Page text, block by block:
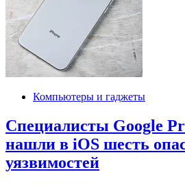
Компьютеры и гаджеты
Специалисты Google
нашли в iOS шесть
уязвимостей